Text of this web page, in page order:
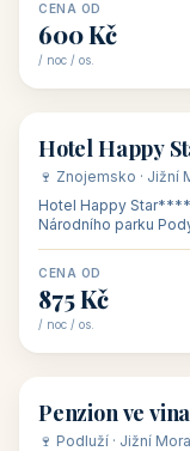
CENA OD
600 Kč
/ noc / os.
🏨 hotel
Hotel Happy
🍷 Znojemsko · Jižní
Hotel Happy
Národního parku
CENA OD
875 Kč
/ noc / os.
🏡 penzion
Penzion ve
🍷 Podluží · Jižní